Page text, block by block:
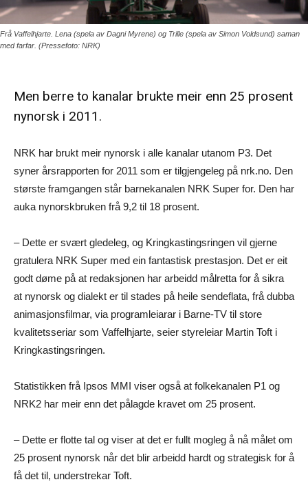
Frå Vaffelhjarte. Lena (spela av Dagni Myrene) og Trille (spela av Simon Voldsund) saman
med farfar. (Pressefoto: NRK)
Men berre to kanalar brukte meir enn 25 prosent
nynorsk i 2011.
NRK har brukt meir nynorsk i alle kanalar utanom P3. Det
syner årsrapporten for 2011 som er tilgjengeleg på nrk.no. Den
største framgangen står barnekanalen NRK Super for. Den har
auka nynorskbruken frå 9,2 til 18 prosent.
– Dette er svært gledeleg, og Kringkastingsringen vil gjerne
gratulera NRK Super med ein fantastisk prestasjon. Det er eit
godt døme på at redaksjonen har arbeidd målretta for å sikra
at nynorsk og dialekt er til stades på heile sendeflata, frå dubba
animasjonsfilmar, via programleiarar i Barne-TV til store
kvalitetsseriar som Vaffelhjarte, seier styreleiar Martin Toft i
Kringkastingsringen.
Statistikken frå Ipsos MMI viser også at folkekanalen P1 og
NRK2 har meir enn det pålagde kravet om 25 prosent.
– Dette er flotte tal og viser at det er fullt mogleg å nå målet om
25 prosent nynorsk når det blir arbeidd hardt og strategisk for å
få det til, understrekar Toft.